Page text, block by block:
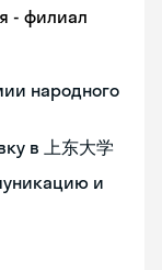
- филиал
народного
в 上东大学
и